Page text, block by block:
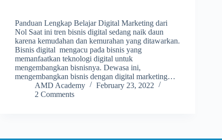
Panduan Lengkap Belajar Digital Marketing dari
Nol Saat ini tren bisnis digital sedang naik daun
karena kemudahan dan kemurahan yang ditawarkan.
Bisnis digital mengacu pada bisnis yang
memanfaatkan teknologi digital untuk
mengembangkan bisnisnya. Dewasa ini,
mengembangkan bisnis dengan digital marketing…
AMD Academy
February 23, 2022
2 Comments